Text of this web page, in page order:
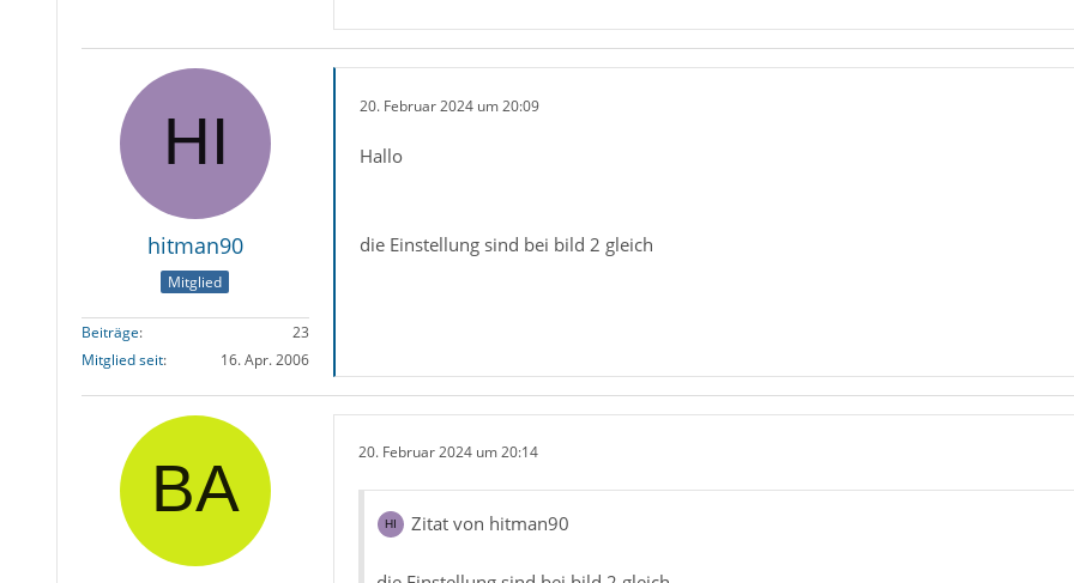
hitman90
Mitglied
Beiträge
23
Mitglied seit
16. Apr. 2006
20. Februar 2024 um 20:09
Hallo
die Einstellung sind bei bild 2 gleich
20. Februar 2024 um 20:14
Zitat von hitman90